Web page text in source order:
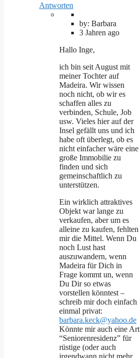
Antworten
by: Barbara
3 Jahren ago
Hallo Inge,
ich bin seit August mit
meiner Tochter auf
Madeira. Wir wissen
noch nicht, ob wir es
schaffen alles zu
verbinden, Schule, Job
usw. Vieles hier auf der
Insel gefällt uns und ich
habe oft überlegt, ob es
nicht einfacher wäre eine
große Immobilie zu
finden und sich
gemeinschaftlich zu
unterstützen.
Ein wirklich attraktives
Objekt war lange zu
verkaufen, aber um es
alleine zu kaufen, fehlten
mir die Mittel. Wenn Du
noch Lust hast
auszuwandern, wenn
Madeira für Dich in
Frage kommt un, wenn
Du Dir so etwas
vorstellen könntest –
schreib mir doch einfach
einmal privat:
barbara.keck@yahoo.de
Könnte mir auch eine Art
“Seniorenresidenz” für
rüstige (oder auch
irgendwann nicht mehr